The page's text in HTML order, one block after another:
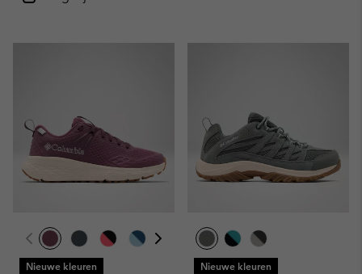
Nieuwe kleuren Nieuwe kleuren